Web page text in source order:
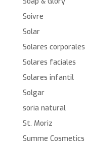
Soivre
Solar
Solares corporales
Solares faciales
Solares infantil
Solgar
soria natural
St. Moriz
Summe Cosmetics